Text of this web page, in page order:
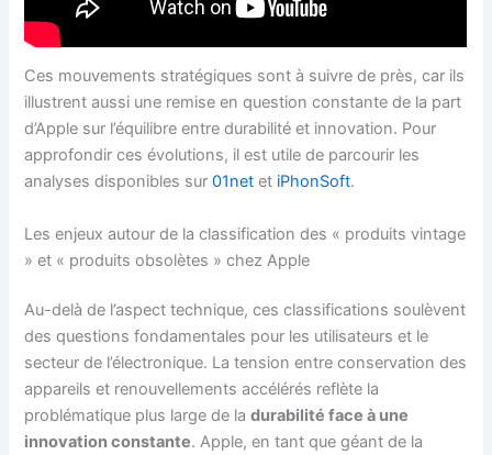
Ces mouvements stratégiques sont à suivre de près, car ils
illustrent aussi une remise en question constante de la part
d’Apple sur l’équilibre entre durabilité et innovation. Pour
approfondir ces évolutions, il est utile de parcourir les
analyses disponibles sur01net et iPhonSoft.
Les enjeux autour de la classification des « produits vintage
» et « produits obsolètes » chez Apple
Au-delà de l’aspect technique, ces classifications soulèvent
des questions fondamentales pour les utilisateurs et le
secteur de l’électronique. La tension entre conservation des
appareils et renouvellements accélérés reflète la
problématique plus large de ladurabilité face à une
innovation constante. Apple, en tant que géant de la